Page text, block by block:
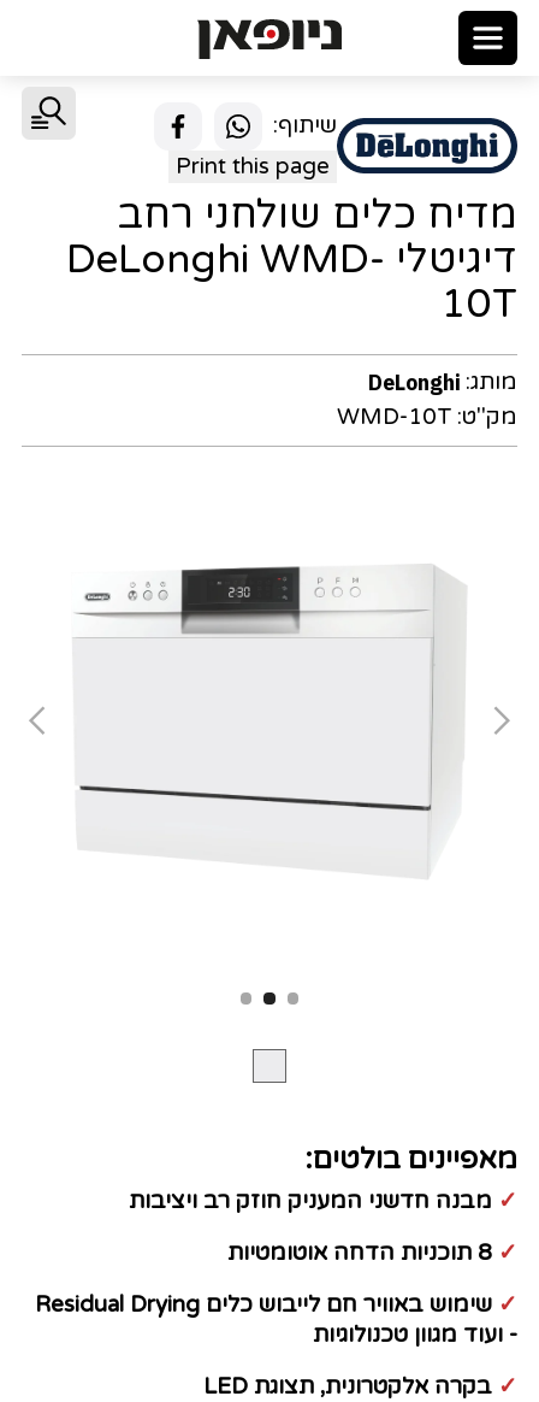
שיתוף:
Print this page
מדיח כלים שולחני רחב
דיגיטלי DeLonghi WMD-
10T
מותג: DeLonghi
מק"ט: WMD-10T
מאפיינים בולטים:
✓ מבנה חדשני המעניק חוזק רב ויציבות
✓ 8 תוכניות הדחה אוטומטיות
✓
שימוש באוויר חם לייבוש כלים Residual Drying
- ועוד מגוון טכנולוגיות
✓ בקרה אלקטרונית, תצוגת LED